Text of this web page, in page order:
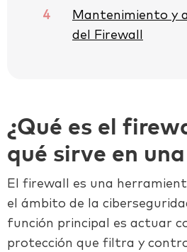
4
Mantenimiento y
del Firewall
¿Qué es el
qué sirve en
El firewall es una
el ámbito de la
función principal es actuar
protección que filtra y